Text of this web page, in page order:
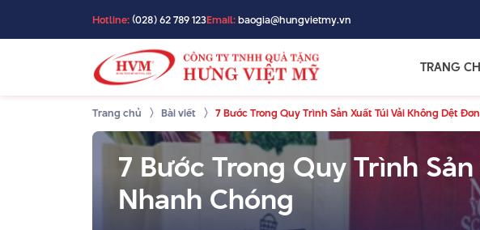
Hotline:(028) 62 789 123Email:baogia@hungvietmy.vn
TRANG
Trang chủ Bài viết 7 Bước Trong Quy Trình Sản Xuất Túi Vải Không Dệt
7 Bước Trong Quy Trình
Nhanh Chóng